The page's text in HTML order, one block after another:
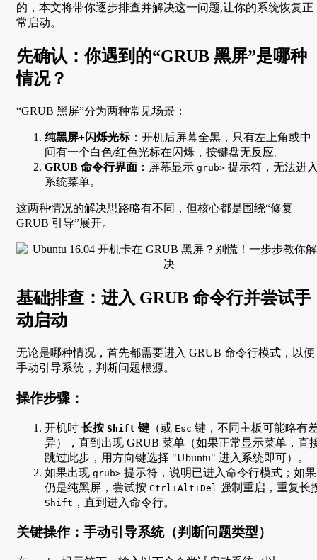
的，本文将带你逐步排查并解决这一问题,让你的系统恢复正
常启动。
先确认：你遇到的“GRUB 黑屏”是哪种
情况？
“GRUB 黑屏”分为两种常见场景：
纯黑屏+闪烁光标：开机后屏幕全黑，只有左上角或中
间有一个白色/红色光标在闪烁，按键盘无反应。
GRUB 命令行界面 ：屏幕显示 grub> 提示符，无法进
系统菜单。
这两种情况的解决思路略有不同，但核心都是围绕“修复
GRUB 引导”展开。
基础排查：进入 GRUB 命令行并尝试手
动启动
无论是哪种情况，首先都需要进入 GRUB 命令行模式，以便
手动引导系统，判断问题根源。
操作步骤：
开机时 长按 Shift 键 （或 Esc 键，不同主板可能略有
异），直到出现 GRUB 菜单（如果正常显示菜单，直
跳过此步，用方向键选择 "Ubuntu" 进入系统即可）。
如果出现 grub> 提示符，说明已进入命令行模式；如果
仍是纯黑屏，尝试按 Ctrl+Alt+Del 强制重启，重复长
Shift ，直到进入命令行。
关键操作：手动引导系统（判断问题类型）